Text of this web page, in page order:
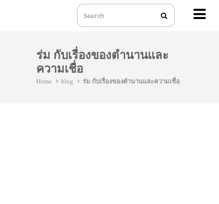
ร่ม กับเรื่องของตำนานและ
ความเชื่อ
Home blog ร่ม กับเรื่องของตำนานและความเชื่อ